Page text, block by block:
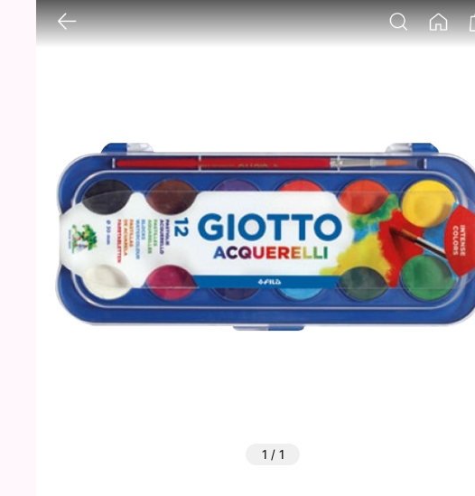
1 / 1